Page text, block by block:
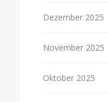
Dezember 2025
November 2025
Oktober 2025